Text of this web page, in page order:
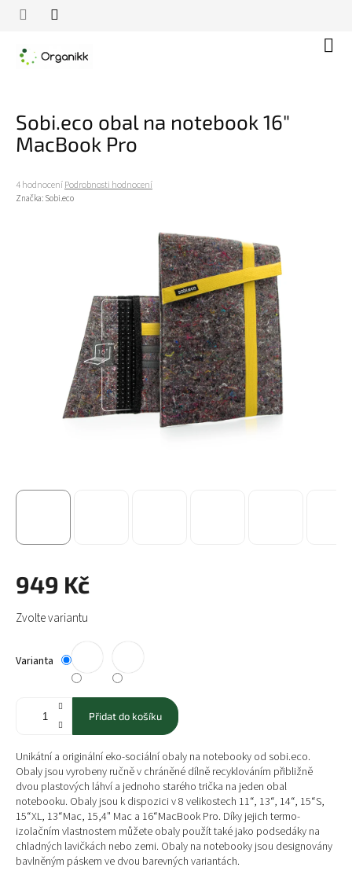
Přejít
Sobi.eco obal na notebook 16"
MacBook Pro
Průměrné
hodnocení
4 hodnoceníPodrobnosti hodnocení
Značka: Sobi.eco
949 Kč
Měrná
cena:
Zvolte variantu
Varianta
Přidat do košíku
Unikátní a originální eko-sociální obaly na notebooky od sobi.eco.
Obaly jsou vyrobeny ručně v chráněné dílně recyklováním přibližně
dvou plastových láhví a jednoho starého trička na jeden obal
notebooku. Obaly jsou k dispozici v8 velikostech 11“, 13“, 14“, 15“S,
15“XL, 13“Mac, 15,4" Mac a 16“MacBook Pro. Díky jejich termo-
izolačním vlastnostem můžete obaly použít také jako podsedáky na
chladných lavičkách nebo zemi. Obaly na notebooky jsou designovány
bavlněným páskem ve dvou barevných variantách.